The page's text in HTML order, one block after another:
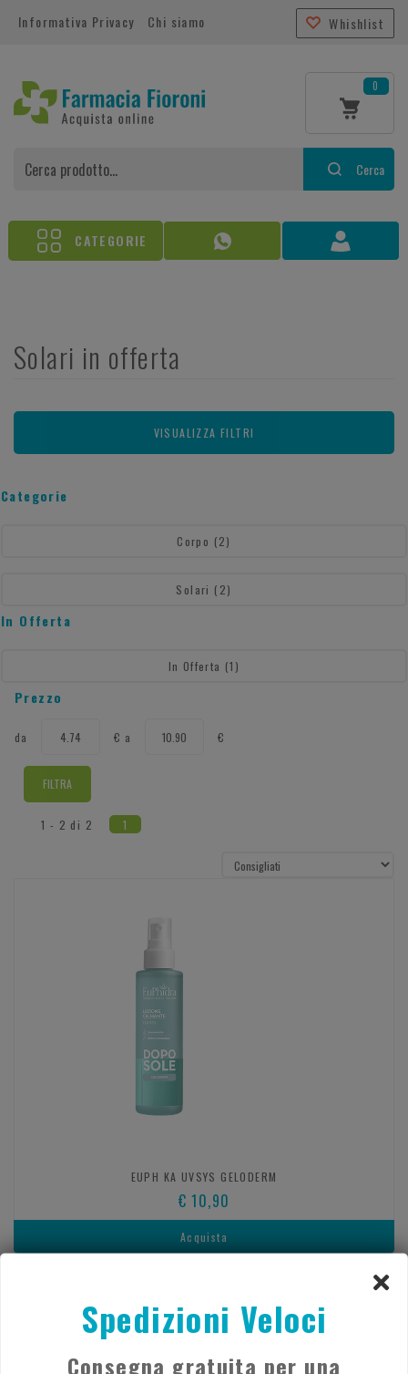
Informativa Privacy Chi siamo Whishlist
0
Cerca
CATEGORIE
Solari in offerta
VISUALIZZA FILTRI
Categorie
Corpo (2)
Solari (2)
In Offerta
In Offerta (1)
Prezzo
da
da € aa €
1 - 2 di 2 1
EUPH KA UVSYS GELODERM
€ 10,90
Acquista
Spedizioni Veloci
Consegna gratuita per una